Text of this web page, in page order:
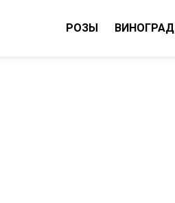
РОЗЫ ВИНОГРАД